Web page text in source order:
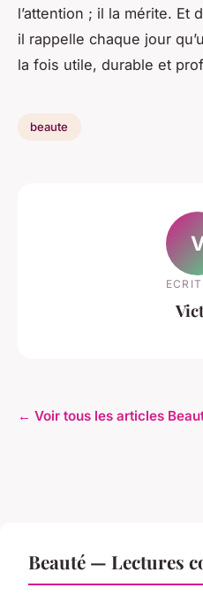
l’attention ; il la mérite. Et
il rappelle chaque jour
la fois utile, durable et
beaute
← Voir tous les articles
Beauté — Lectures